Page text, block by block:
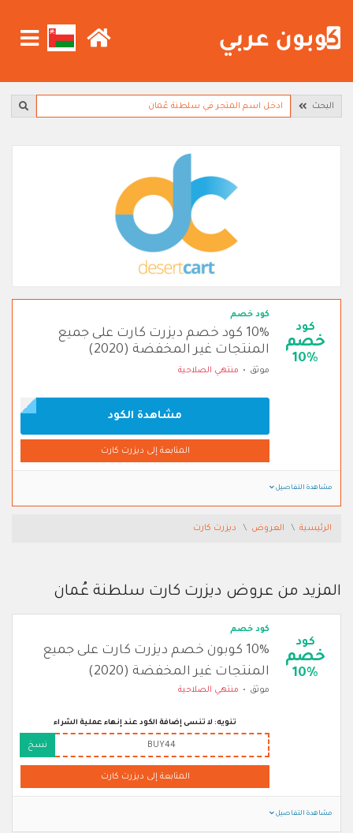
البحث
كود
خصم
10%
كود خصم
10% كود خصم ديزرت كارت على جميع
المنتجات غير المخفضة (2020)
موثق منتهي الصلاحية
مشاهدة الكود
المتابعة إلى ديزرت كارت
مشاهدة التفاصيل
الرئيسية العروض ديزرت كارت
المزيد من عروض ديزرت كارت سلطنة عُمان
كود
خصم
10%
كود خصم
10% كوبون خصم ديزرت كارت على جميع
المنتجات غير المخفضة (2020)
موثق منتهي الصلاحية
تنويه: لا تنسى إضافة الكود عند إنهاء عملية الشراء
BUY44 نسخ
المتابعة إلى ديزرت كارت
مشاهدة التفاصيل